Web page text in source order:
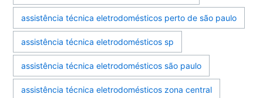
assistência técnica eletrodomésticos perto de são paulo
assistência técnica eletrodomésticos sp
assistência técnica eletrodomésticos são paulo
assistência técnica eletrodomésticos zona central